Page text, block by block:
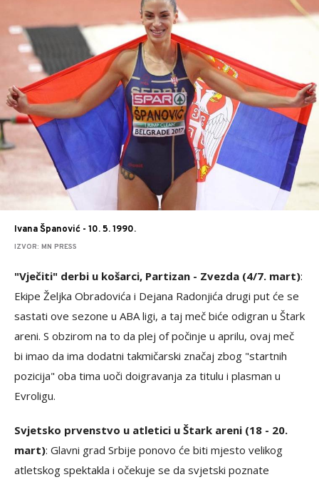
Ivana Španović - 10. 5. 1990.
IZVOR: MN PRESS
"Vječiti" derbi u košarci, Partizan - Zvezda (4/7. mart):
Ekipe Željka Obradovića i Dejana Radonjića drugi put će se
sastati ove sezone u ABA ligi, a taj meč biće odigran u Štark
areni. S obzirom na to da plej of počinje u aprilu, ovaj meč
bi imao da ima dodatni takmičarski značaj zbog "startnih
pozicija" oba tima uoči doigravanja za titulu i plasman u
Evroligu.
Svjetsko prvenstvo u atletici u Štark areni (18 - 20.
mart): Glavni grad Srbije ponovo će biti mjesto velikog
atletskog spektakla i očekuje se da svjetski poznate